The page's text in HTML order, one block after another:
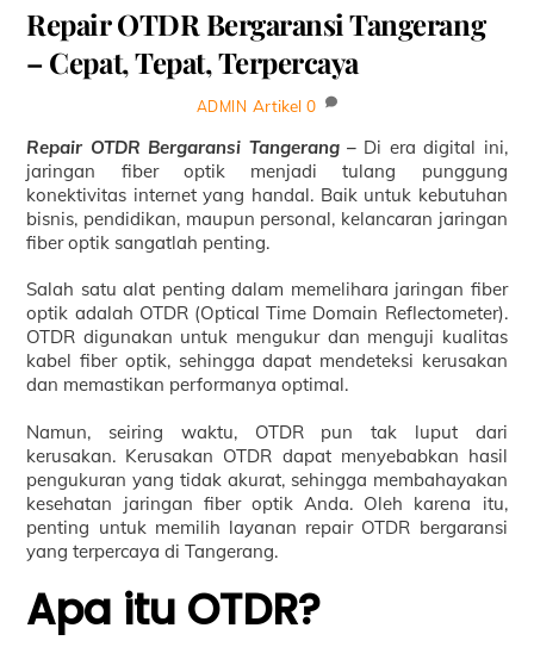
Repair OTDR Bergaransi Tangerang
– Cepat, Tepat, Terpercaya
ADMIN Artikel 0
Repair OTDR Bergaransi Tangerang – Di era digital ini,
jaringan fiber optik menjadi tulang punggung
konektivitas internet yang handal. Baik untuk kebutuhan
bisnis, pendidikan, maupun personal, kelancaran jaringan
fiber optik sangatlah penting.
Salah satu alat penting dalam memelihara jaringan fiber
optik adalah OTDR (Optical Time Domain Reflectometer).
OTDR digunakan untuk mengukur dan menguji kualitas
kabel fiber optik, sehingga dapat mendeteksi kerusakan
dan memastikan performanya optimal.
Namun, seiring waktu, OTDR pun tak luput dari
kerusakan. Kerusakan OTDR dapat menyebabkan hasil
pengukuran yang tidak akurat, sehingga membahayakan
kesehatan jaringan fiber optik Anda. Oleh karena itu,
penting untuk memilih layanan repair OTDR bergaransi
yang terpercaya di Tangerang.
Apa itu OTDR?